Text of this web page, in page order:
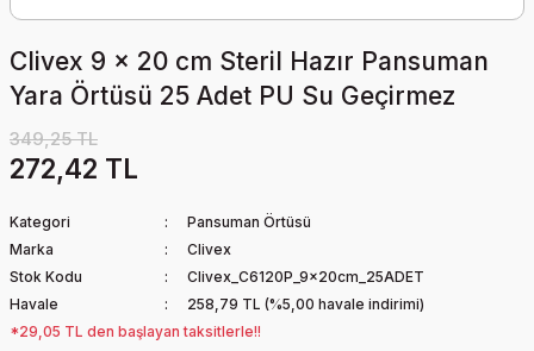
Clivex 9 x 20 cm Steril Hazır Pansuman
Yara Örtüsü 25 Adet PU Su Geçirmez
349,25 TL
272,42 TL
Kategori
Pansuman Örtüsü
Marka
Clivex
Stok Kodu
Clivex_C6120P_9x20cm_25ADET
Havale
258,79 TL (%5,00 havale indirimi)
*29,05 TL den başlayan taksitlerle!!